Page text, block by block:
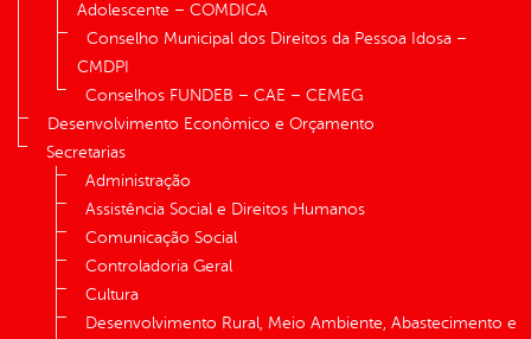
Adolescente – COMDICA
Conselho Municipal dos Direitos da Pessoa Idosa –
CMDPI
Conselhos FUNDEB – CAE – CEMEG
Desenvolvimento Econômico e Orçamento
Secretarias
Administração
Assistência Social e Direitos Humanos
Comunicação Social
Controladoria Geral
Cultura
Desenvolvimento Rural, Meio Ambiente, Abastecimento e